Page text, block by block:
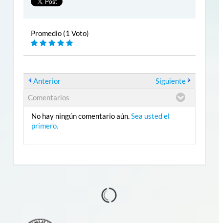
Promedio (1 Voto)
Anterior
Siguiente
Comentarios
No hay ningún comentario aún.Sea usted el
primero.